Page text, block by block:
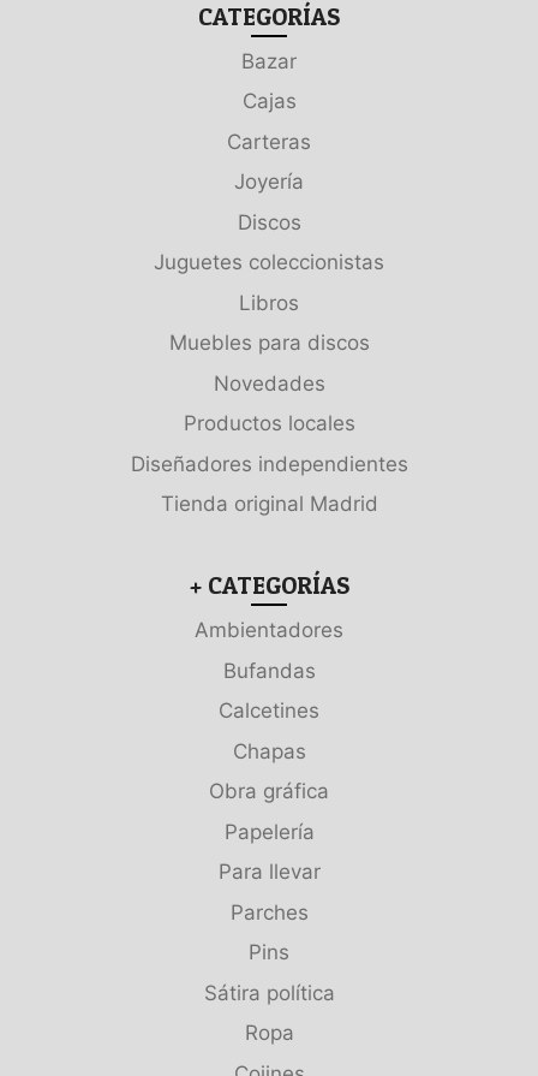
CATEGORÍAS
Bazar
Cajas
Carteras
Joyería
Discos
Juguetes coleccionistas
Libros
Muebles para discos
Novedades
Productos locales
Diseñadores independientes
Tienda original Madrid
+ CATEGORÍAS
Ambientadores
Bufandas
Calcetines
Chapas
Obra gráfica
Papelería
Para llevar
Parches
Pins
Sátira política
Ropa